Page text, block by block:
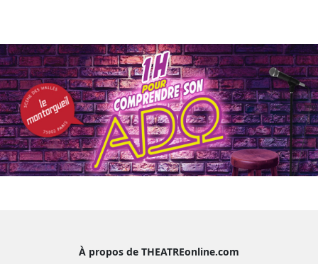
À propos de THEATREonline.com